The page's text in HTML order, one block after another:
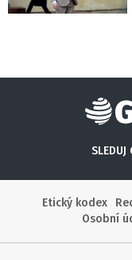
SLEDUJ
Etický kodex
Osobní